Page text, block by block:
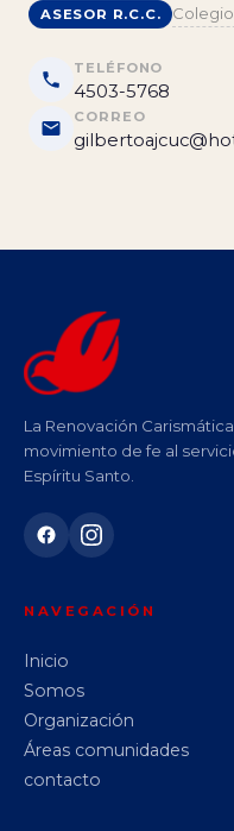
ASESOR R.C.C.
TELÉFONO
4503-5768
CORREO
La Renovación
movimiento de fe al
Espíritu Santo.
NAVEGACIÓN
Inicio
Somos
Organización
Áreas comunidades
contacto